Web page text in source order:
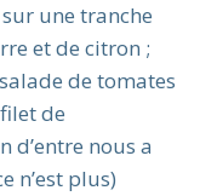
une tranche
et de citron ;
de tomates
de
d’entre nous a
n’est plus)